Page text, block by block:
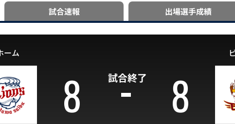
試合速報 出場選手成績
試合終了
ーム
8 8